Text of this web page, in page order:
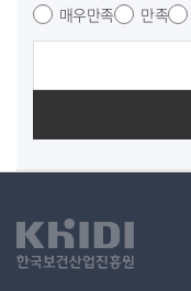
매우만족 만족